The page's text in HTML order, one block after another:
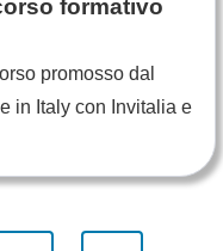
formativo
promosso dal
in Italy con Invitalia e